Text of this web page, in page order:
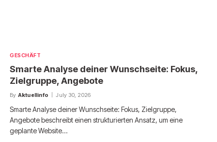
GESCHÄFT
Smarte Analyse deiner Wunschseite: Fokus,
Zielgruppe, Angebote
By Aktuellinfo July 30, 2026
Smarte Analyse deiner Wunschseite: Fokus, Zielgruppe,
Angebote beschreibt einen strukturierten Ansatz, um eine
geplante Website…